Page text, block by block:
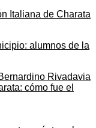
Italiana de Charata
Rivadavia
cómo fue el